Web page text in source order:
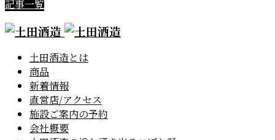
記事一覧
土田酒造とは
商品
新着情報
直営店/アクセス
施設ご案内の予約
会社概要